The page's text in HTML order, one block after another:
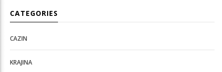
CATEGORIES
CAZIN
KRAJINA